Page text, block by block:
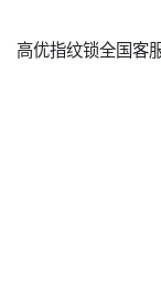
高优指纹锁全国客